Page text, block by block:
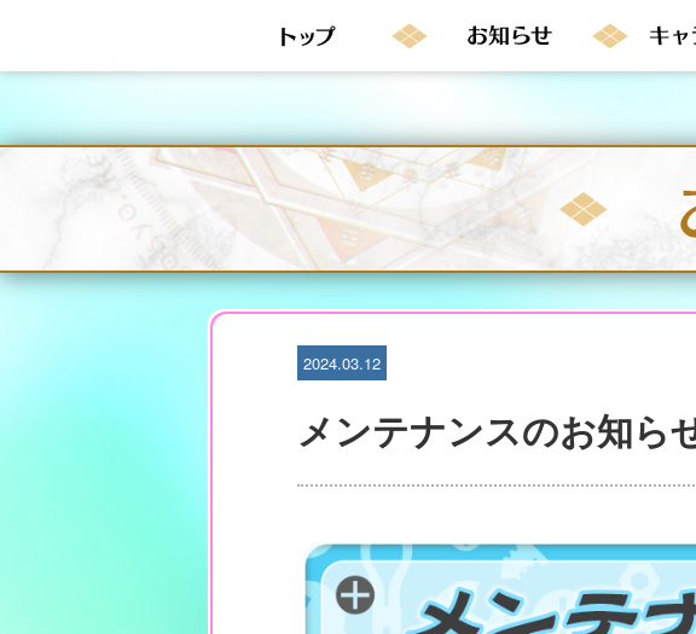
o
n
2024.03.12
メンテナンスのお知ら